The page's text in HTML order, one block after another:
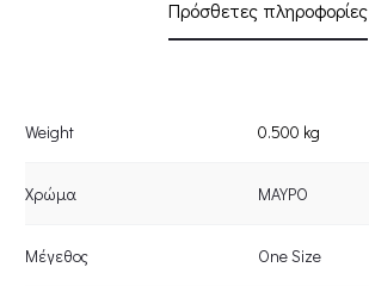
Πρόσθετες πληροφορίες
Weight 0.500 kg
Χρώμα ΜΑΥΡΟ
Μέγεθος One Size